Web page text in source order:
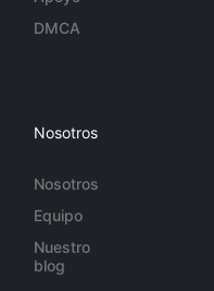
DMCA
Nosotros
Nosotros
Equipo
Nuestro
blog